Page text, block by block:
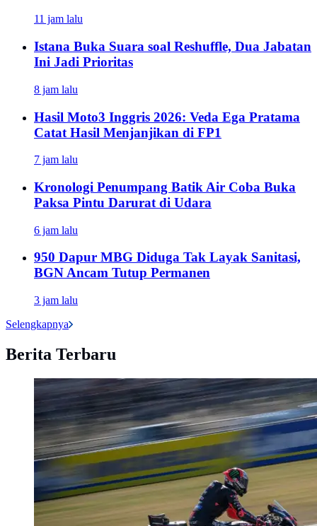
11 jam lalu
Istana Buka Suara soal Reshuffle, Dua Jabatan
Ini Jadi Prioritas
8 jam lalu
Hasil Moto3 Inggris 2026: Veda Ega Pratama
Catat Hasil Menjanjikan di FP1
7 jam lalu
Kronologi Penumpang Batik Air Coba Buka
Paksa Pintu Darurat di Udara
6 jam lalu
950 Dapur MBG Diduga Tak Layak Sanitasi,
BGN Ancam Tutup Permanen
3 jam lalu
Selengkapnya
Berita Terbaru